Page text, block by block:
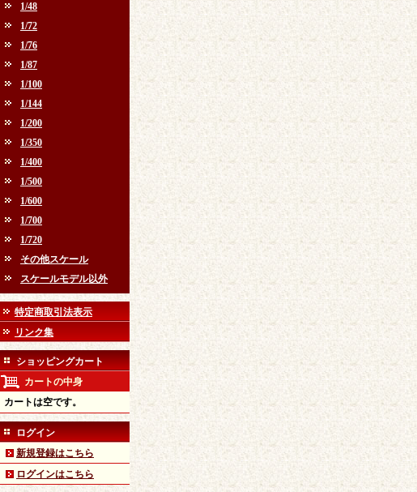
1/48
1/72
1/76
1/87
1/100
1/144
1/200
1/350
1/400
1/500
1/600
1/700
1/720
その他スケール
スケールモデル以外
特定商取引法表示
リンク集
ショッピングカート
カートの中身
カートは空です。
ログイン
新規登録はこちら
ログインはこちら